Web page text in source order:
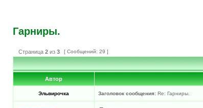
Гарниры.
Страница 2 из 3 [ Сообщений: 29 ]
Автор
Эльвирочка Заголовок сообщения: Re: Гарниры.